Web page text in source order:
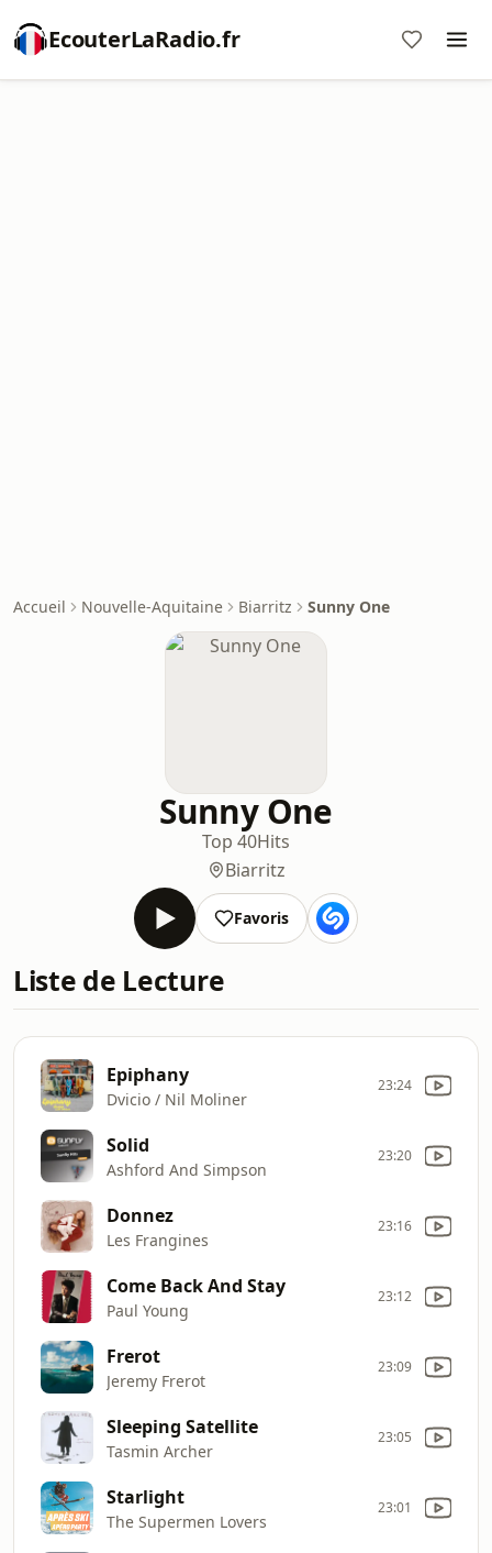
EcouterLaRadio.fr
Accueil Nouvelle-Aquitaine Biarritz Sunny One
Sunny One
Top 40Hits
Biarritz
Favoris
Liste de Lecture
Epiphany
Dvicio / Nil Moliner
23:24
Solid
Ashford And Simpson
23:20
Donnez
Les Frangines
23:16
Come Back And Stay
Paul Young
23:12
Frerot
Jeremy Frerot
23:09
Sleeping Satellite
Tasmin Archer
23:05
Starlight
The Supermen Lovers
23:01